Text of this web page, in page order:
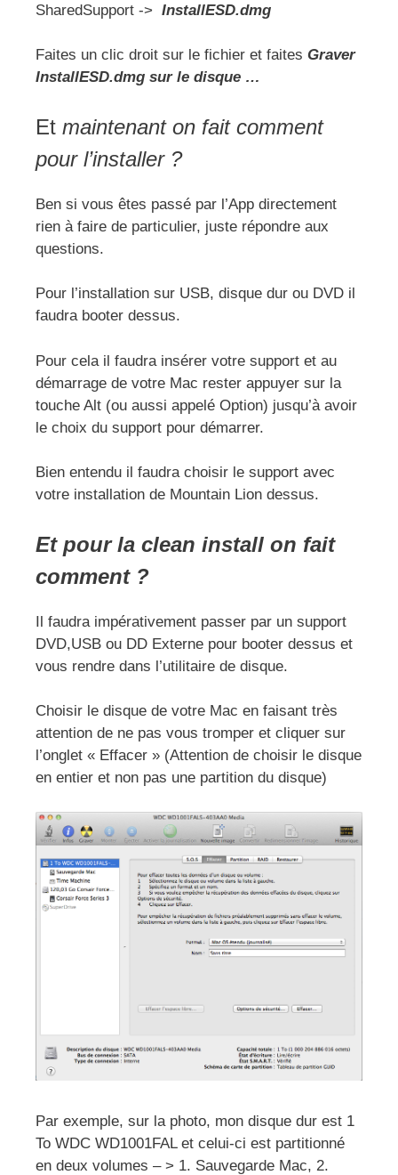
SharedSupport -> InstallESD.dmg
Faites un clic droit sur le fichier et faites Graver
InstallESD.dmg sur le disque …
Et maintenant on fait comment
pour l’installer ?
Ben si vous êtes passé par l’App directement
rien à faire de particulier, juste répondre aux
questions.
Pour l’installation sur USB, disque dur ou DVD il
faudra booter dessus.
Pour cela il faudra insérer votre support et au
démarrage de votre Mac rester appuyer sur la
touche Alt (ou aussi appelé Option) jusqu’à avoir
le choix du support pour démarrer.
Bien entendu il faudra choisir le support avec
votre installation de Mountain Lion dessus.
Et pour la clean install on fait
comment ?
Il faudra impérativement passer par un support
DVD,USB ou DD Externe pour booter dessus et
vous rendre dans l’utilitaire de disque.
Choisir le disque de votre Mac en faisant très
attention de ne pas vous tromper et cliquer sur
l’onglet « Effacer » (Attention de choisir le disque
en entier et non pas une partition du disque)
Par exemple, sur la photo, mon disque dur est 1
To WDC WD1001FAL et celui-ci est partitionné
en deux volumes – > 1. Sauvegarde Mac, 2.